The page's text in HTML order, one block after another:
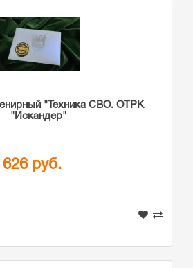
"Техника СВО. ОТРК
"Искандер"
626 руб.